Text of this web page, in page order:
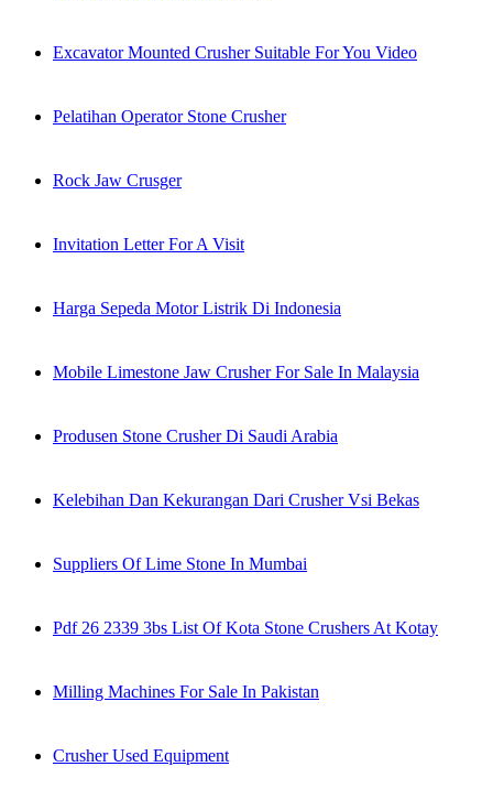
Excavator Mounted Crusher Suitable For You Video
Pelatihan Operator Stone Crusher
Rock Jaw Crusger
Invitation Letter For A Visit
Harga Sepeda Motor Listrik Di Indonesia
Mobile Limestone Jaw Crusher For Sale In Malaysia
Produsen Stone Crusher Di Saudi Arabia
Kelebihan Dan Kekurangan Dari Crusher Vsi Bekas
Suppliers Of Lime Stone In Mumbai
Pdf 26 2339 3bs List Of Kota Stone Crushers At Kotay
Milling Machines For Sale In Pakistan
Crusher Used Equipment